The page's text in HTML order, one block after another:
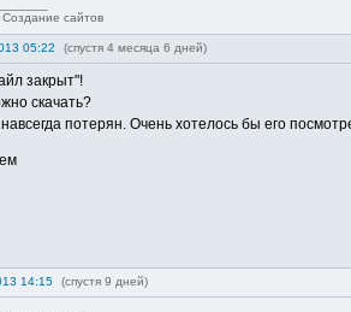
Создание сайтов
05:22 (спустя 4 месяца 6 дней)
закрыт"!
скачать?
потерян. Очень хотелось бы его
14:15 (спустя 9 дней)